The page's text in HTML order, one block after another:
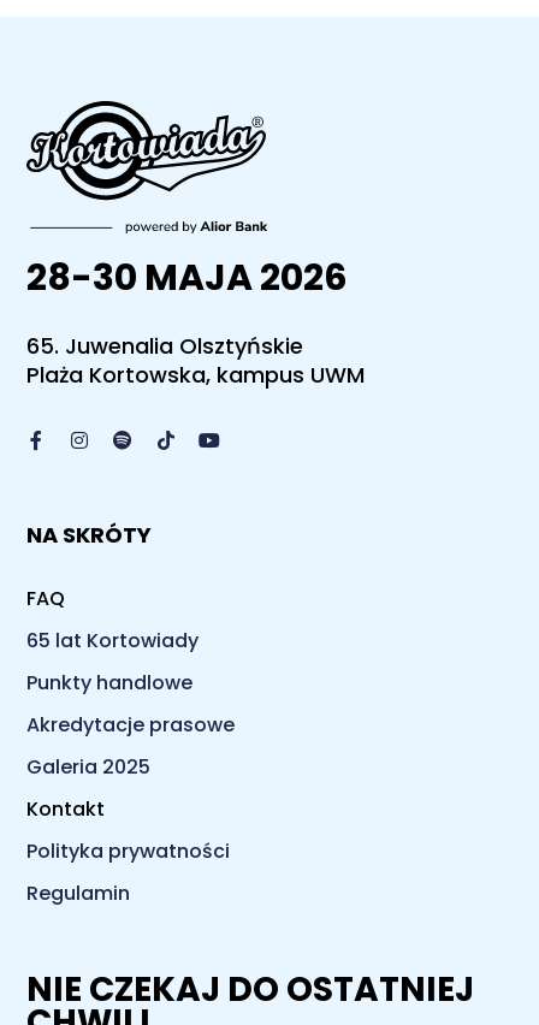
28-30 MAJA 2026
65. Juwenalia Olsztyńskie
Plaża Kortowska, kampus UWM
NA SKRÓTY
FAQ
65 lat Kortowiady
Punkty handlowe
Akredytacje prasowe
Galeria 2025
Kontakt
Polityka prywatności
Regulamin
NIE CZEKAJ DO OSTATNIEJ